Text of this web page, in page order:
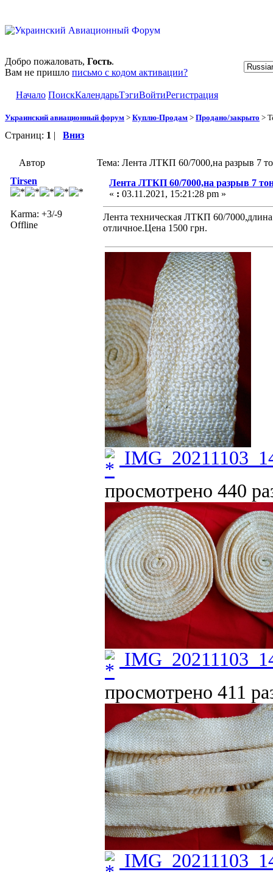
Добро пожаловать, Гость.
Вам не пришло письмо с кодом активации?
Начало ПоискКалендарьТэгиВойтиРегистрация
Украинский авиационный форум > Куплю-Продам > Продано/закрыто >
Страниц: 1 | Вниз
Автор
Тема: Лента ЛТКП 60/7000,на разрыв 7
Tirsen
Karma: +3/-9
Offline
Лента ЛТКП 60/7000,на разрыв 7
« : 03.11.2021, 15:21:28 pm »
Лента техническая ЛТКП 60/
отличное.Цена 1500 грн.
просмотрено 440
просмотрено 411